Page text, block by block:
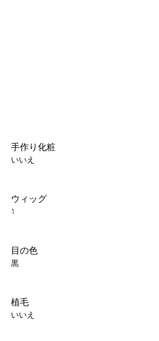
手作り化粧
いいえ
ウィッグ
1
目の色
黒
植毛
いいえ